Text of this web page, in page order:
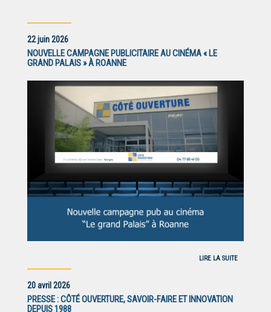
22 juin 2026
NOUVELLE CAMPAGNE PUBLICITAIRE AU CINÉMA « LE
GRAND PALAIS » À ROANNE
LIRE LA SUITE
20 avril 2026
PRESSE : CÔTÉ OUVERTURE, SAVOIR-FAIRE ET INNOVATION
DEPUIS 1988